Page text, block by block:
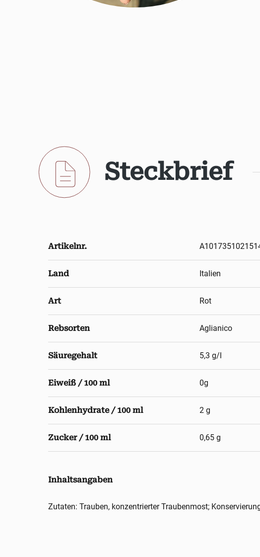
Steckbrief
Artikelnr.
Land Italien
Art Rot
Rebsorten Aglianico
Säuregehalt 5,3 g/l
Eiweiß / 100 ml 0g
Kohlenhydrate / 100 ml 2 g
Zucker / 100 ml 0,65 g
Inhaltsangaben
Zutaten: Trauben, konzentrierter Traubenmost;